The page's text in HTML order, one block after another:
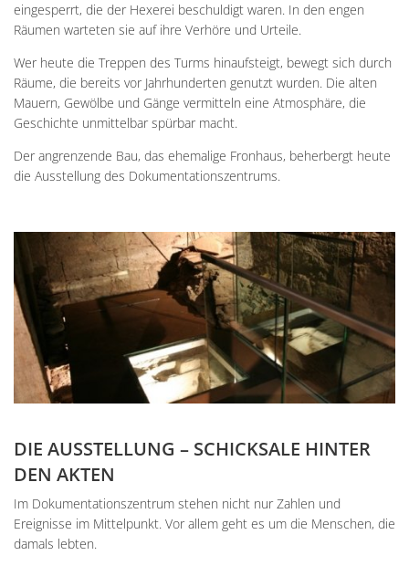
eingesperrt, die der Hexerei beschuldigt waren. In den engen
Räumen warteten sie auf ihre Verhöre und Urteile.
Wer heute die Treppen des Turms hinaufsteigt, bewegt sich durch
Räume, die bereits vor Jahrhunderten genutzt wurden. Die alten
Mauern, Gewölbe und Gänge vermitteln eine Atmosphäre, die
Geschichte unmittelbar spürbar macht.
Der angrenzende Bau, das ehemalige Fronhaus, beherbergt heute
die Ausstellung des Dokumentationszentrums.
DIE AUSSTELLUNG – SCHICKSALE HINTER
DEN AKTEN
Im Dokumentationszentrum stehen nicht nur Zahlen und
Ereignisse im Mittelpunkt. Vor allem geht es um die Menschen, die
damals lebten.